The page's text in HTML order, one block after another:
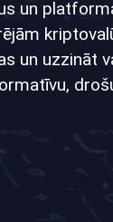
un
un uzzināt